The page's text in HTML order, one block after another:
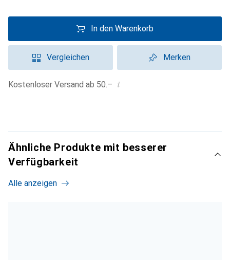
In den Warenkorb
Vergleichen Merken
Kostenloser Versand ab 50.– i
Ähnliche Produkte mit besserer
Verfügbarkeit
Alle anzeigen